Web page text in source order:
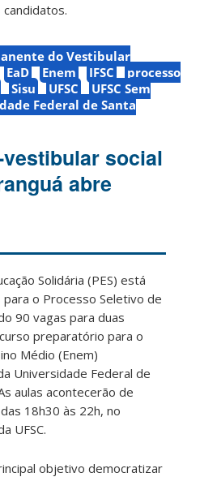
do Vestibular
EaD Enem IFSC
processo
Sisu UFSC
UFSC Sem
Federal de Santa
social
abre
Solidária (PES) está
o Processo Seletivo de
90 vagas para duas
preparatório para o
Médio (Enem)
Universidade Federal de
aulas acontecerão de
18h30 às 22h, no
UFSC.
objetivo democratizar